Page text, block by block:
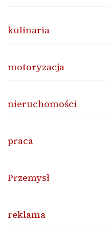
kulinaria
motoryzacja
nieruchomości
praca
Przemysł
reklama